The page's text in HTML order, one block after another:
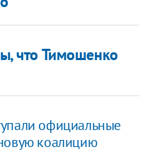
что Тимошенко
официальные
коалицию